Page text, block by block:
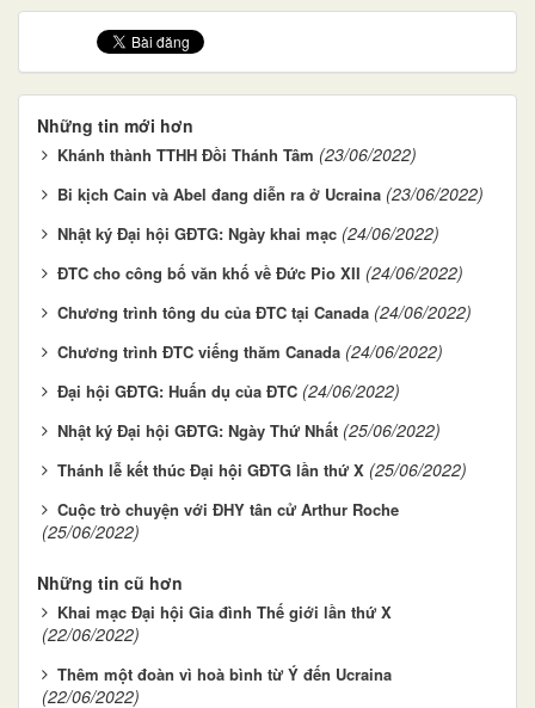
Những tin mới hơn
Khánh thành TTHH Đồi Thánh Tâm (23/06/2022)
Bi kịch Cain và Abel đang diễn ra ở Ucraina (23/06/2022)
Nhật ký Đại hội GĐTG: Ngày khai mạc (24/06/2022)
ĐTC cho công bố văn khố về Đức Pio XII (24/06/2022)
Chương trình tông du của ĐTC tại Canada (24/06/2022)
Chương trình ĐTC viếng thăm Canada (24/06/2022)
Đại hội GĐTG: Huấn dụ của ĐTC (24/06/2022)
Nhật ký Đại hội GĐTG: Ngày Thứ Nhất (25/06/2022)
Thánh lễ kết thúc Đại hội GĐTG lần thứ X (25/06/2022)
Cuộc trò chuyện với ĐHY tân cử Arthur Roche
(25/06/2022)
Những tin cũ hơn
Khai mạc Đại hội Gia đình Thế giới lần thứ X
(22/06/2022)
Thêm một đoàn vì hoà bình từ Ý đến Ucraina
(22/06/2022)